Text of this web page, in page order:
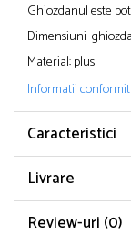
Ghiozdanul este
Dimensiuni
Material: plus
Informatii
Caracteristici
Livrare
Review-uri (0)